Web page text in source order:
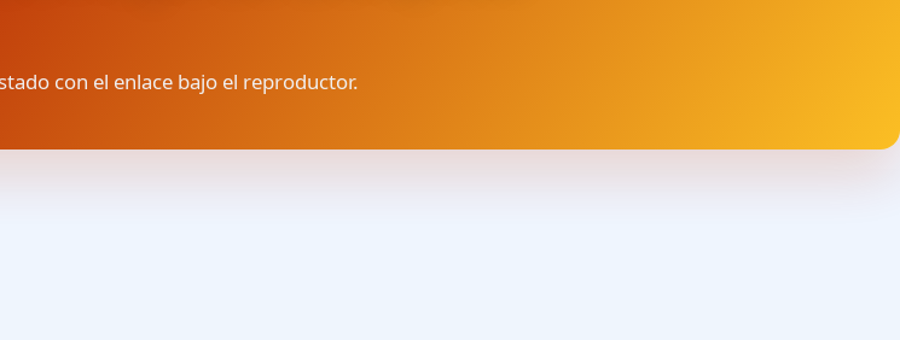
con el enlace bajo el reproductor.